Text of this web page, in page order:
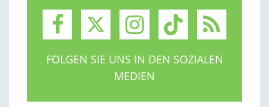
FOLGEN SIE UNS IN DEN SOZIALEN
MEDIEN